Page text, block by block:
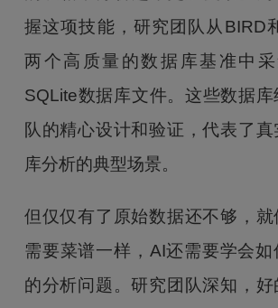
握这项技能，研究团队从BIRD
两个高质量的数据库基准中
SQLite数据库文件。这些数据库
队的精心设计和验证，代表了
库分析的典型场景。
但仅仅有了原始数据还不够，
需要菜谱一样，AI还需要学会
的分析问题。研究团队深知，